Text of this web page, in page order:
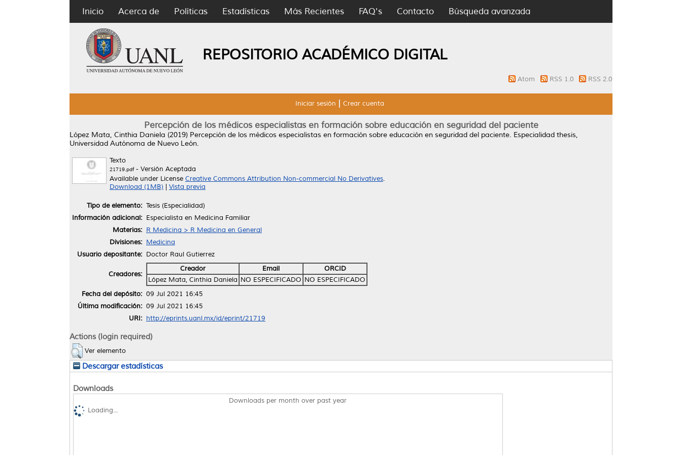
Inicio Acerca de Políticas Estadísticas Más Recientes FAQ's Contacto Búsqueda avanzada
REPOSITORIO ACADÉMICO DIGITAL
Atom RSS 1.0 RSS 2.0
Iniciar sesión Crear cuenta
Percepción de los médicos especialistas en formación sobre educación en seguridad del paciente
López Mata, Cinthia Daniela (2019) Percepción de los médicos especialistas en formación sobre educación en seguridad del paciente. Especialidad thesis,
Universidad Autónoma de Nuevo León.
Texto
21719.pdf- Versión Aceptada
Available under License Creative Commons Attribution Non-commercial No Derivatives.
Download (1MB)
Vista previa
Tipo de elemento: Tesis (Especialidad)
Información adicional: Especialista en Medicina Familiar
Materias: R Medicina > R Medicina en General
Divisiones: Medicina
Usuario depositante: Doctor Raul Gutierrez
Creadores:
Creador Email
ORCID
López Mata, Cinthia Daniela NO ESPECIFICADO NO ESPECIFICADO
Fecha del depósito: 09 Jul 2021 16:45
Última modificación: 09 Jul 2021 16:45
URI: http://eprints.uanl.mx/id/eprint/21719
Actions (login required)
Ver elemento
Descargar estadísticas
Downloads
Downloads per month over past year
Loading...